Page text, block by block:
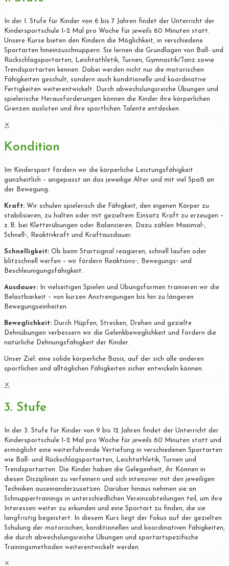
In der 1. Stufe für Kinder von 6 bis 7 Jahren findet der Unterricht der
Kindersportschule 1–2 Mal pro Woche für jeweils 60 Minuten statt.
Unsere Kurse bieten den Kindern die Möglichkeit, in verschiedene
Sportarten hineinzuschnuppern. Sie lernen die Grundlagen von Ball- und
Rückschlagsportarten, Leichtathletik, Turnen, Gymnastik/Tanz sowie
Trendsportarten kennen. Dabei werden nicht nur die motorischen
Fähigkeiten geschult, sondern auch konditionelle und koordinative
Fertigkeiten weiterentwickelt. Durch abwechslungsreiche Übungen und
spielerische Herausforderungen können die Kinder ihre körperlichen
Grenzen ausloten und ihre sportlichen Talente entdecken.
✕
Kondition
Im Kindersport fördern wir die körperliche Leistungsfähigkeit
ganzheitlich – angepasst an das jeweilige Alter und mit viel Spaß an
der Bewegung.
Kraft: Wir schulen spielerisch die Fähigkeit, den eigenen Körper zu
stabilisieren, zu halten oder mit gezieltem Einsatz Kraft zu erzeugen –
z. B. bei Kletterübungen oder Balancieren. Dazu zählen Maximal‐,
Schnell‐, Reaktivkraft und Kraftausdauer.
Schnelligkeit: Ob beim Startsignal reagieren, schnell laufen oder
blitzschnell werfen – wir fördern Reaktions‐, Bewegungs‐ und
Beschleunigungsfähigkeit.
Ausdauer: In vielseitigen Spielen und Übungsformen trainieren wir die
Belastbarkeit – von kurzen Anstrengungen bis hin zu längeren
Bewegungseinheiten.
Beweglichkeit: Durch Hüpfen, Strecken, Drehen und gezielte
Dehnübungen verbessern wir die Gelenkbeweglichkeit und fördern die
natürliche Dehnungsfähigkeit der Kinder.
Unser Ziel: eine solide körperliche Basis, auf der sich alle anderen
sportlichen und alltäglichen Fähigkeiten sicher entwickeln können.
✕
3. Stufe
In der 3. Stufe für Kinder von 9 bis 12 Jahren findet der Unterricht der
Kindersportschule 1–2 Mal pro Woche für jeweils 60 Minuten statt und
ermöglicht eine weiterführende Vertiefung in verschiedenen Sportarten
wie Ball- und Rückschlagsportarten, Leichtathletik, Turnen und
Trendsportarten. Die Kinder haben die Gelegenheit, ihr Können in
diesen Disziplinen zu verfeinern und sich intensiver mit den jeweiligen
Techniken auseinanderzusetzen. Darüber hinaus nehmen sie an
Schnuppertrainings in unterschiedlichen Vereinsabteilungen teil, um ihre
Interessen weiter zu erkunden und eine Sportart zu finden, die sie
langfristig begeistert. In diesem Kurs liegt der Fokus auf der gezielten
Schulung der motorischen, konditionellen und koordinativen Fähigkeiten,
die durch abwechslungsreiche Übungen und sportartspezifische
Trainingsmethoden weiterentwickelt werden.
✕